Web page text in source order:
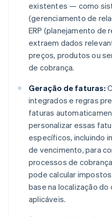
existentes — como
(gerenciamento de
ERP (planejamento
extraem dados
preços, produtos ou
de cobrança.
Geração de faturas:
integrados e regras
faturas
personalizar essas
específicos, incluindo
de vencimento, para
processos de
pode calcular
base na localização
aplicáveis.